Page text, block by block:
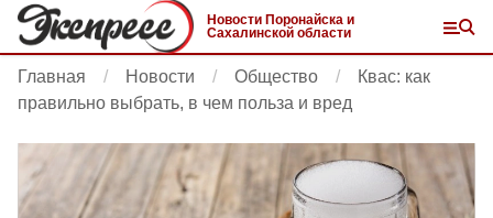
Новости Поронайска и
Сахалинской области
Главная Новости Общество
Квас: как
правильно выбрать, в чем польза и вред